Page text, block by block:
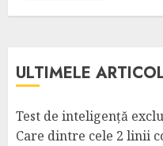
ULTIMELE
Test de inteligență
Care dintre cele 2 linii